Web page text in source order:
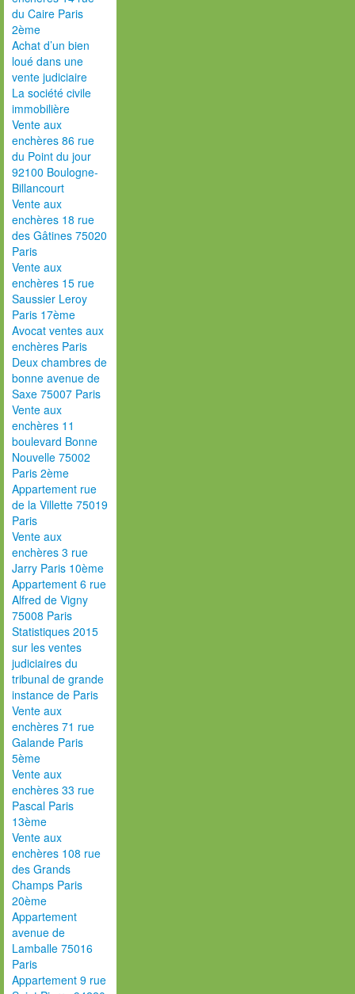
du Caire Paris
2ème
Achat d’un bien
loué dans une
vente judiciaire
La société civile
immobilière
Vente aux
enchères 86 rue
du Point du jour
92100 Boulogne-
Billancourt
Vente aux
enchères 18 rue
des Gâtines 75020
Paris
Vente aux
enchères 15 rue
Saussier Leroy
Paris 17ème
Avocat ventes aux
enchères Paris
Deux chambres de
bonne avenue de
Saxe 75007 Paris
Vente aux
enchères 11
boulevard Bonne
Nouvelle 75002
Paris 2ème
Appartement rue
de la Villette 75019
Paris
Vente aux
enchères 3 rue
Jarry Paris 10ème
Appartement 6 rue
Alfred de Vigny
75008 Paris
Statistiques 2015
sur les ventes
judiciaires du
tribunal de grande
instance de Paris
Vente aux
enchères 71 rue
Galande Paris
5ème
Vente aux
enchères 33 rue
Pascal Paris
13ème
Vente aux
enchères 108 rue
des Grands
Champs Paris
20ème
Appartement
avenue de
Lamballe 75016
Paris
Appartement 9 rue